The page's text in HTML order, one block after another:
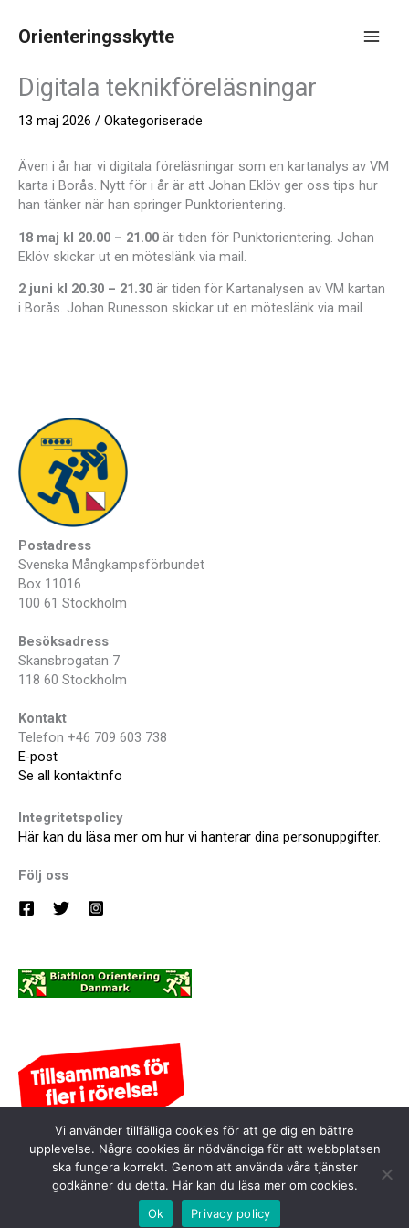
innehållOrienteringsskytte
Digitala teknikföreläsningar
13 maj 2026 / Okategoriserade
Även i år har vi digitala föreläsningar som en kartanalys av VM
karta i Borås. Nytt för i år är att Johan Eklöv ger oss tips hur
han tänker när han springer Punktorientering.
18 maj kl 20.00 – 21.00 är tiden för Punktorientering. Johan
Eklöv skickar ut en möteslänk via mail.
2 juni kl 20.30 – 21.30 är tiden för Kartanalysen av VM kartan
i Borås. Johan Runesson skickar ut en möteslänk via mail.
Postadress
Svenska Mångkampsförbundet
Box 11016
100 61 Stockholm
Besöksadress
Skansbrogatan 7
118 60 Stockholm
Kontakt
Telefon +46 709 603 738
E-post
Se all kontaktinfo
Integritetspolicy
Här kan du läsa mer om hur vi hanterar dina personuppgifter.
Följ oss
Vi använder tillfälliga cookies för att ge dig en bättre
upplevelse. Några cookies är nödvändiga för att webbplatsen
ska fungera korrekt. Genom att använda våra tjänster
godkänner du detta. Här kan du läsa mer om cookies.
Ok
Privacy policy